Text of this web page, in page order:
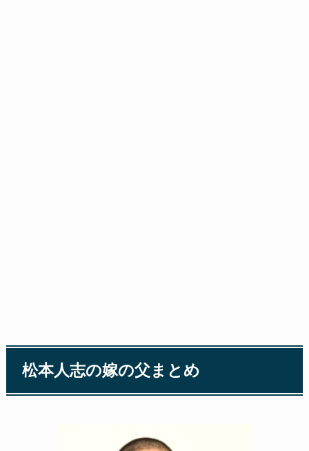
松本人志の嫁の父まとめ